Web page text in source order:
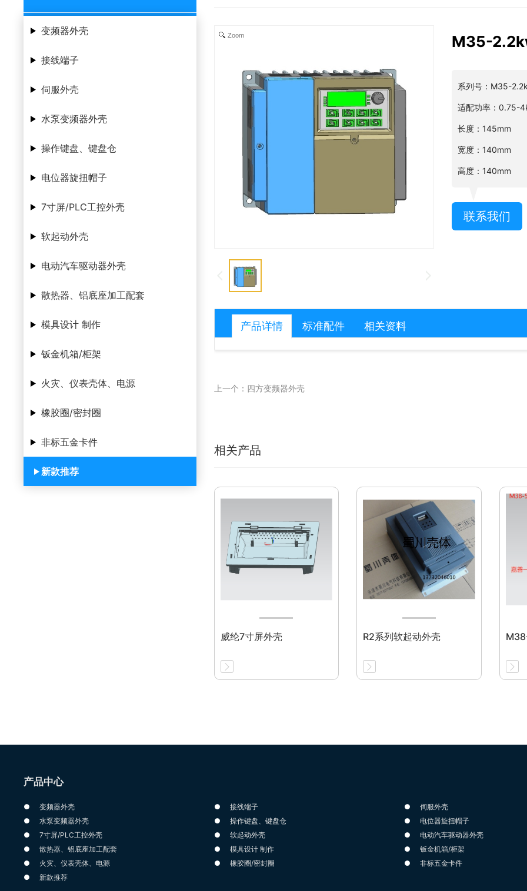
变频器外壳
接线端子
伺服外壳
水泵变频器外壳
操作键盘、键盘仓
电位器旋扭帽子
7寸屏/PLC工控外壳
软起动外壳
电动汽车驱动器外壳
散热器、铝底座加工配套
模具设计 制作
钣金机箱/柜架
火灾、仪表壳体、电源
橡胶圈/密封圈
非标五金卡件
新款推荐
Zoom M35-
系列号：M35-
适配功率：0.75-
长度：145mm
宽度：140mm
高度：140mm
联系我们
产品详情 标准配件 相关资料
上一个：四方变频器外壳
相关产品
威纶7寸屏外壳 R2系列软起动外壳
产品中心
变频器外壳 接线端子
伺服外壳
水泵变频器外壳
操作键盘、键盘仓
电位器旋扭帽子
7寸屏/PLC工控外壳
软起动外壳
电动汽车驱动器外壳
散热器、铝底座加工配套
模具设计 制作
钣金机箱/柜架
火灾、仪表壳体、电源
橡胶圈/密封圈
非标五金卡件
新款推荐